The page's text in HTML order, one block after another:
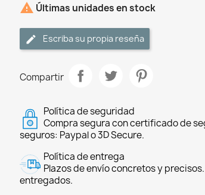
 Últimas unidades en stock
Escriba su propia reseña
Compartir
Política de seguridad
Compra segura con certificado de
seguros: Paypal o 3D Secure.
Política de entrega
Plazos de envío concretos y
entregados.